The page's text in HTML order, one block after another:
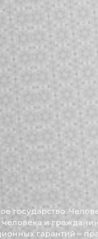
государство.
и
гарантий –